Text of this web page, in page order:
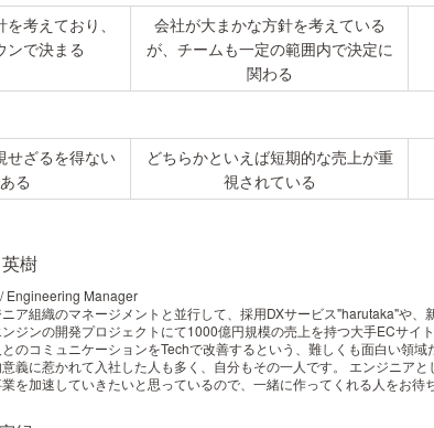
考えており、
ンで決まる
会社が大まかな方針を考えている
が、チームも一定の範囲内で決定に
関わる
せざるを得ない
る
どちらかといえば短期的な売上が重
視されている
樹
Engineering Manager
ア組織のマネージメントと並行して、採用DXサービス"harutaka"や、
ジンの開発プロジェクトにて1000億円規模の売上を持つ大手ECサイ
とのコミュニケーションをTechで改善するという、難しくも面白い領域
義に惹かれて入社した人も多く、自分もその一人です。
エンジニアと
を加速していきたいと思っているので、一緒に作ってくれる人をお待